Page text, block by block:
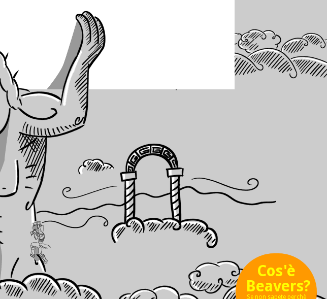
Cos'è
Beavers?
Se non sapete perchè